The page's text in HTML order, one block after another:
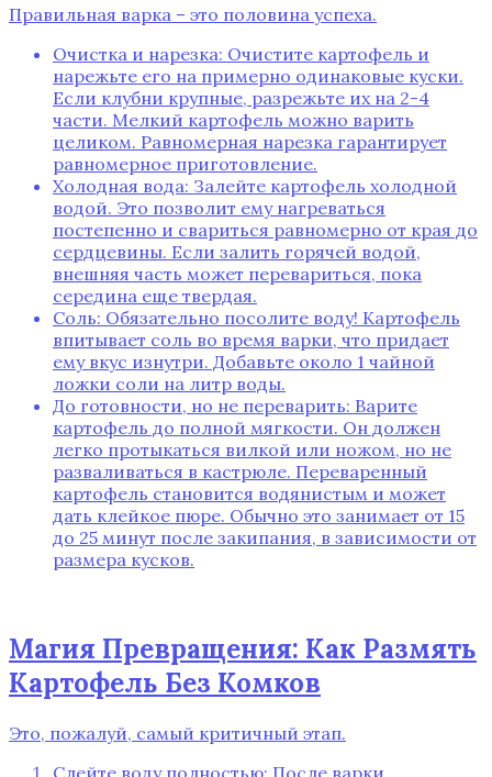
Правильная варка – это половина успеха.
Очистка и нарезка: Очистите картофель и
нарежьте его на примерно одинаковые куски.
Если клубни крупные‚ разрежьте их на 2-4
части. Мелкий картофель можно варить
целиком. Равномерная нарезка гарантирует
равномерное приготовление.
Холодная вода: Залейте картофель холодной
водой. Это позволит ему нагреваться
постепенно и свариться равномерно от края до
сердцевины. Если залить горячей водой‚
внешняя часть может перевариться‚ пока
середина еще твердая.
Соль: Обязательно посолите воду! Картофель
впитывает соль во время варки‚ что придает
ему вкус изнутри. Добавьте около 1 чайной
ложки соли на литр воды.
До готовности‚ но не переварить: Варите
картофель до полной мягкости. Он должен
легко протыкаться вилкой или ножом‚ но не
разваливаться в кастрюле. Переваренный
картофель становится водянистым и может
дать клейкое пюре. Обычно это занимает от 15
до 25 минут после закипания‚ в зависимости от
размера кусков.
Магия Превращения: Как Размять
Картофель Без Комков
Это‚ пожалуй‚ самый критичный этап.
Слейте воду полностью: После варки